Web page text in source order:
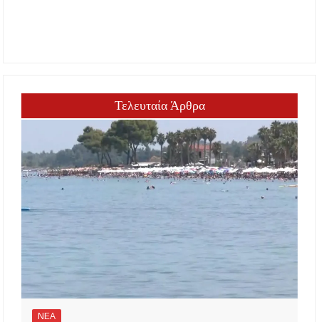
Τελευταία Άρθρα
ΝΕΑ